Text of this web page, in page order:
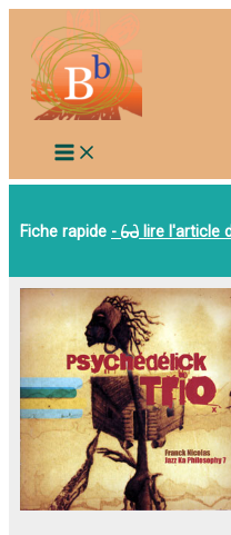
contenu
Fiche rapide - lire l'article